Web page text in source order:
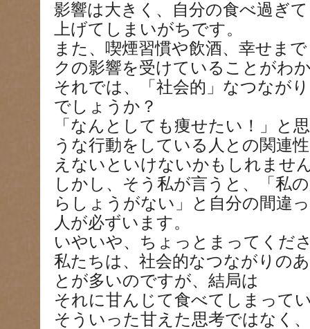
影響は大きく、自分の食べ過ぎ
上げてしまいがちです。
また、喫煙習慣や飲酒、幸せま
クの影響を受けていることがわ
それでは、「社会的」なつなが
でしょうか？
「なんとしても痩せたい！」と
うな行動をしている人との関連
えないといけないかもしれませ
しかし、そう私が言うと、「私
らしょうがない」と自分の間違
人が必ずいます。
いやいや、ちょっとまってくだ
私たちは、社会的なつながりの
とが多いのですが、結局は
それに甘んじて食べてしまって
そういった甘えた思考ではなく